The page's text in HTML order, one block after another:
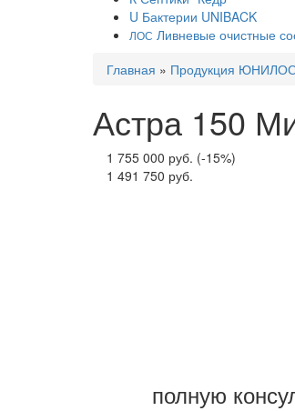
U Бактерии UNIBACK
ЛОС Ливневые очистные
Главная » Продукция
Астра 150
1 755 000 руб. (-15%)
1 491 750 руб.
полную